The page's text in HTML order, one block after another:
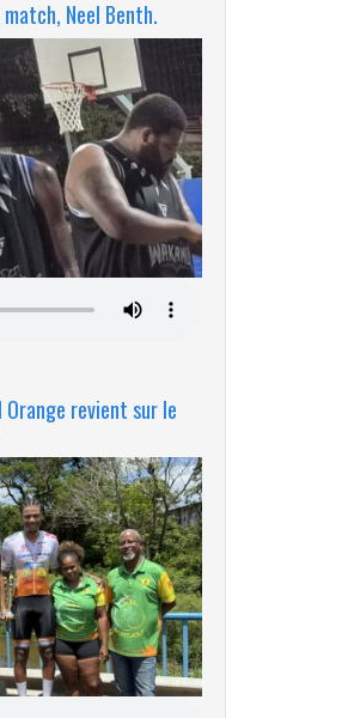
Neel Benth.
Orange revient sur le